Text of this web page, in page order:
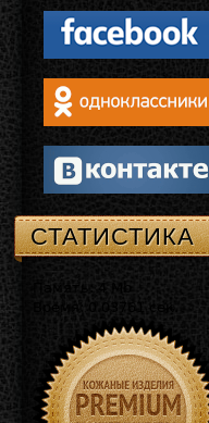
СТАТИСТИКА
Память: 4 Mb
Время: 0.03761 сек.